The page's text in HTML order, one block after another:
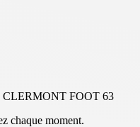
FOOT 63
chaque moment.